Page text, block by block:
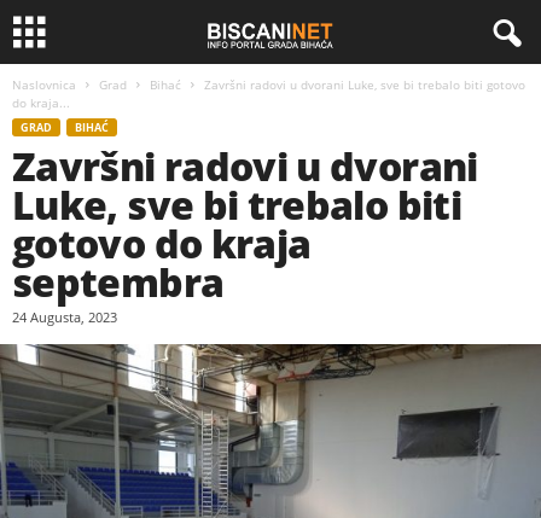
Naslovnica Grad Bihać
Završni radovi u dvorani Luke, sve bi trebalo biti gotovo
do kraja...
GRAD BIHAĆ
Završni radovi u dvorani
Luke, sve bi trebalo biti
gotovo do kraja
septembra
24 Augusta, 2023